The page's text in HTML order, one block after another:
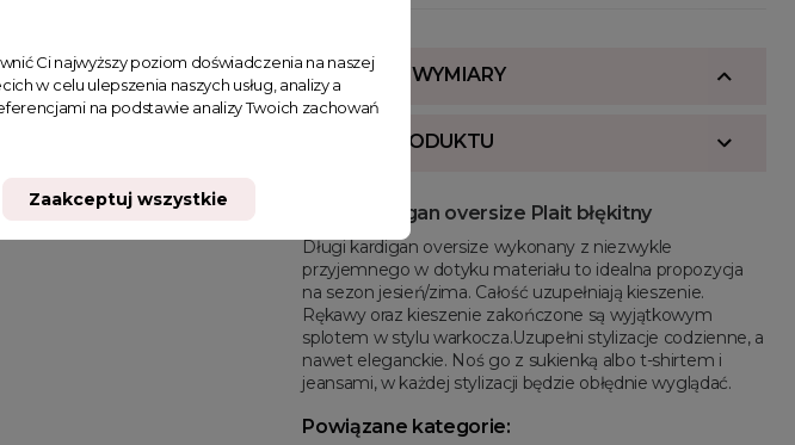
SKŁAD I WYMIARY
OPIS PRODUKTU
Długi kardigan oversize Plait błękitny
Długi kardigan oversize wykonany z niezwykle
przyjemnego w dotyku materiału to idealna propozycja
na sezon jesień/zima. Całość uzupełniają kieszenie.
Rękawy oraz kieszenie zakończone są wyjątkowym
splotem w stylu warkocza.Uzupełni stylizacje codzienne, a
nawet eleganckie. Noś go z sukienką albo t-shirtem i
jeansami, w każdej stylizacji będzie obłędnie wyglądać.
Powiązane kategorie:
Ci najwyższy poziom doświadczenia na naszej
w celu ulepszenia naszych usług, analizy a
na podstawie analizy Twoich zachowań
Zaakceptuj wszystkie